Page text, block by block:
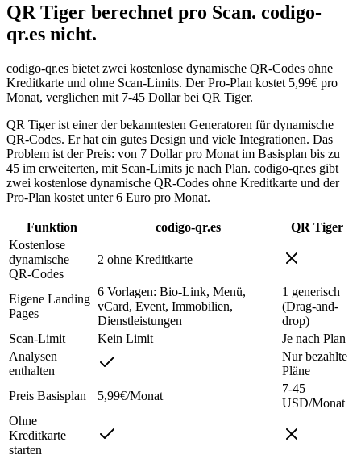
QR Tiger berechnet pro Scan. codigo-
qr.es nicht.
codigo-qr.es bietet zwei kostenlose dynamische QR-Codes ohne
Kreditkarte und ohne Scan-Limits. Der Pro-Plan kostet 5,99€ pro
Monat, verglichen mit 7-45 Dollar bei QR Tiger.
QR Tiger ist einer der bekanntesten Generatoren für dynamische
QR-Codes. Er hat ein gutes Design und viele Integrationen. Das
Problem ist der Preis: von 7 Dollar pro Monat im Basisplan bis zu
45 im erweiterten, mit Scan-Limits je nach Plan. codigo-qr.es gibt
zwei kostenlose dynamische QR-Codes ohne Kreditkarte und der
Pro-Plan kostet unter 6 Euro pro Monat.
Funktion codigo-qr.es
QR Tiger
Kostenlose
dynamische
QR-Codes
2 ohne Kreditkarte
Eigene Landing
Pages
6 Vorlagen: Bio-Link, Menü,
vCard, Event, Immobilien,
Dienstleistungen
1 generisch
(Drag-and-
drop)
Scan-Limit
Kein Limit
Je nach Plan
Analysen
enthalten
Nur bezahlte
Pläne
Preis Basisplan
5,99€/Monat
7-45
USD/Monat
Ohne
Kreditkarte
starten